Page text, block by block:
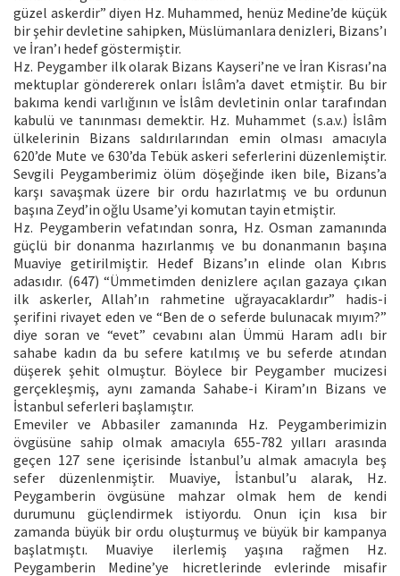
güzel askerdir” diyen Hz. Muhammed, henüz Medine’de küçük
bir şehir devletine sahipken, Müslümanlara denizleri, Bizans’ı
ve İran’ı hedef göstermiştir.
Hz. Peygamber ilk olarak Bizans Kayseri’ne ve İran Kisrası’na
mektuplar göndererek onları İslâm’a davet etmiştir. Bu bir
bakıma kendi varlığının ve İslâm devletinin onlar tarafından
kabulü ve tanınması demektir. Hz. Muhammet (s.a.v.) İslâm
ülkelerinin Bizans saldırılarından emin olması amacıyla
620’de Mute ve 630’da Tebük askeri seferlerini düzenlemiştir.
Sevgili Peygamberimiz ölüm döşeğinde iken bile, Bizans’a
karşı savaşmak üzere bir ordu hazırlatmış ve bu ordunun
başına Zeyd’in oğlu Usame’yi komutan tayin etmiştir.
Hz. Peygamberin vefatından sonra, Hz. Osman zamanında
güçlü bir donanma hazırlanmış ve bu donanmanın başına
Muaviye getirilmiştir. Hedef Bizans’ın elinde olan Kıbrıs
adasıdır. (647) “Ümmetimden denizlere açılan gazaya çıkan
ilk askerler, Allah’ın rahmetine uğrayacaklardır” hadis-i
şerifini rivayet eden ve “Ben de o seferde bulunacak mıyım?”
diye soran ve “evet” cevabını alan Ümmü Haram adlı bir
sahabe kadın da bu sefere katılmış ve bu seferde atından
düşerek şehit olmuştur. Böylece bir Peygamber mucizesi
gerçekleşmiş, aynı zamanda Sahabe-i Kiram’ın Bizans ve
İstanbul seferleri başlamıştır.
Emeviler ve Abbasiler zamanında Hz. Peygamberimizin
övgüsüne sahip olmak amacıyla 655-782 yılları arasında
geçen 127 sene içerisinde İstanbul’u almak amacıyla beş
sefer düzenlenmiştir. Muaviye, İstanbul’u alarak, Hz.
Peygamberin övgüsüne mahzar olmak hem de kendi
durumunu güçlendirmek istiyordu. Onun için kısa bir
zamanda büyük bir ordu oluşturmuş ve büyük bir kampanya
başlatmıştı. Muaviye ilerlemiş yaşına rağmen Hz.
Peygamberin Medine’ye hicretlerinde evlerinde misafir